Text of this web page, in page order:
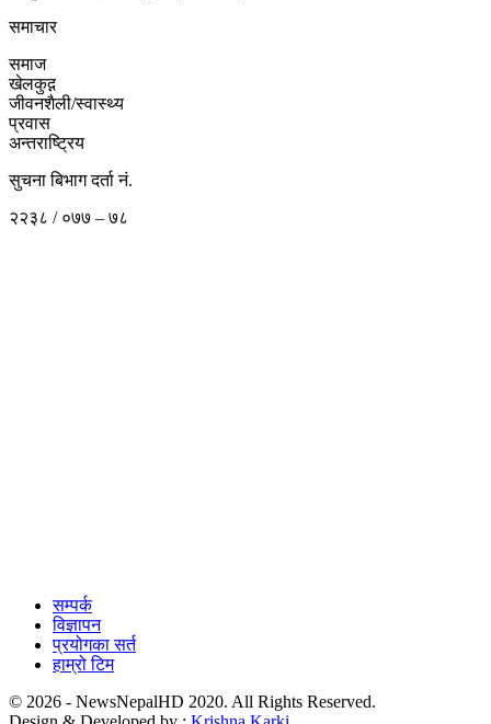
समाचार
समाज
खेलकुद़़
जीवनशैली/स्वास्थ्य
प्रवास
अन्तराष्ट्रिय
सुचना बिभाग दर्ता नं.
२२३८ / ०७७ – ७८
सम्पर्क
विज्ञापन
प्रयोगका सर्त
हाम्रो टिम
© 2026 - NewsNepalHD 2020. All Rights Reserved.